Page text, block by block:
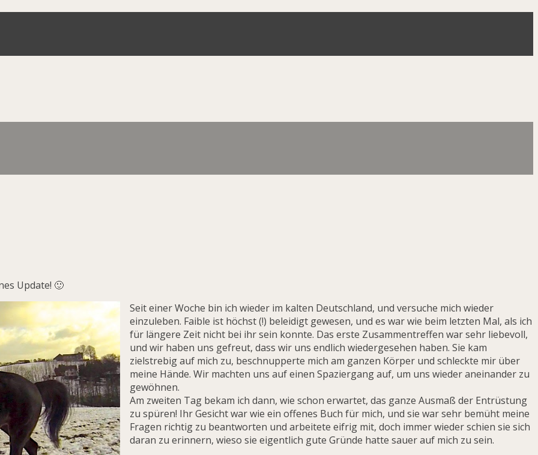
Update! 🙂
Seit einer Woche bin ich wieder im kalten Deutschland, und versuche mich wieder
einzuleben. Faible ist höchst (!) beleidigt gewesen, und es war wie beim letzten Mal, als ich
für längere Zeit nicht bei ihr sein konnte. Das erste Zusammentreffen war sehr liebevoll,
und wir haben uns gefreut, dass wir uns endlich wiedergesehen haben. Sie kam
zielstrebig auf mich zu, beschnupperte mich am ganzen Körper und schleckte mir über
meine Hände. Wir machten uns auf einen Spaziergang auf, um uns wieder aneinander zu
gewöhnen.
Am zweiten Tag bekam ich dann, wie schon erwartet, das ganze Ausmaß der Entrüstung
zu spüren! Ihr Gesicht war wie ein offenes Buch für mich, und sie war sehr bemüht meine
Fragen richtig zu beantworten und arbeitete eifrig mit, doch immer wieder schien sie sich
daran zu erinnern, wieso sie eigentlich gute Gründe hatte sauer auf mich zu sein.